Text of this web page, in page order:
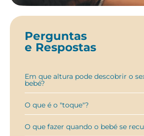
Perguntas
e Respostas
Em que altura pode descobrir o
bebé?
O que é o "toque"?
O que fazer quando o bebé se